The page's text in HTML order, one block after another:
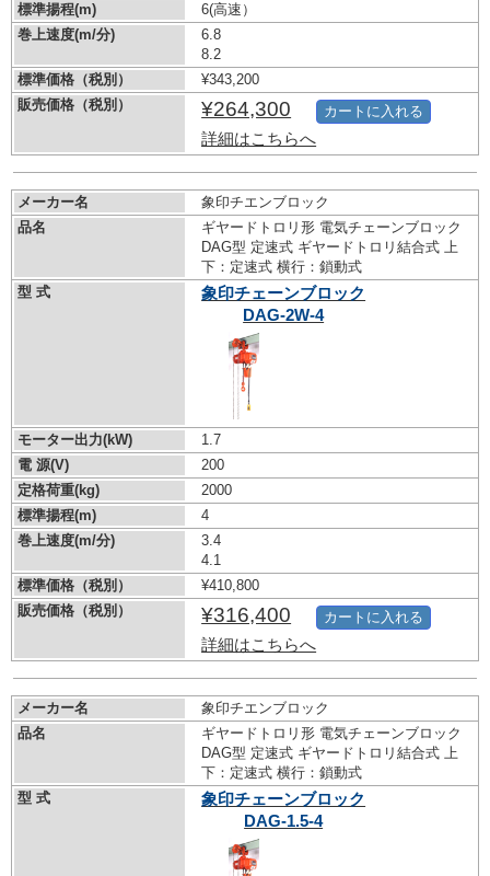
標準揚程(m)
6(高速）
巻上速度(m/分)
6.8
8.2
標準価格（税別）
¥343,200
販売価格（税別）
¥264,300
詳細はこちらへ
カートに入れる
メーカー名
象印チエンブロック
品名
ギヤードトロリ形 電気チェーンブロック
DAG型 定速式 ギヤードトロリ結合式 上
下：定速式 横行：鎖動式
型 式
象印チェーンブロック
DAG-2W-4
モーター出力(kW)
1.7
電 源(V)
200
定格荷重(kg)
2000
標準揚程(m)
4
巻上速度(m/分)
3.4
4.1
標準価格（税別）
¥410,800
販売価格（税別）
¥316,400
詳細はこちらへ
カートに入れる
メーカー名
象印チエンブロック
品名
ギヤードトロリ形 電気チェーンブロック
DAG型 定速式 ギヤードトロリ結合式 上
下：定速式 横行：鎖動式
型 式
象印チェーンブロック
DAG-1.5-4